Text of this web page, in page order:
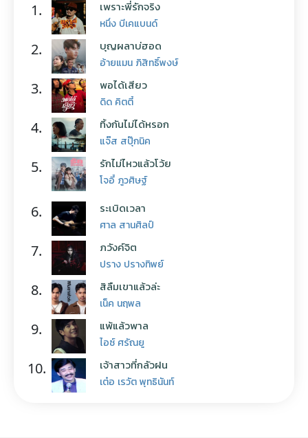
1. เพราะพี่รักจริง
หนึ่ง บีเคแบนด์
2. บุญผลาบ่ฮอด
อ้ายแมน ภิสิทธิ์พงษ์
3. พอได้เสียว
ดิด คิตตี้
4. ทิ้งกันไม่ได้หรอก
แจ๊ส สปุ๊กนิค
5. รักไม่ไหวแล้วโว้ย
โจอี้ ภูวศิษฐ์
6. ระเบิดเวลา
ศาล สานศิลป์
7. ภวังค์จิต
ปราง ปรางทิพย์
8. สิลืมเขาแล้วล่ะ
เน็ค นฤพล
9. แพ้แล้วพาล
ไอซ์ ศรัณยู
10. เจ้าสาวที่กลัวฝน
เต๋อ เรวัต พุทธินันท์